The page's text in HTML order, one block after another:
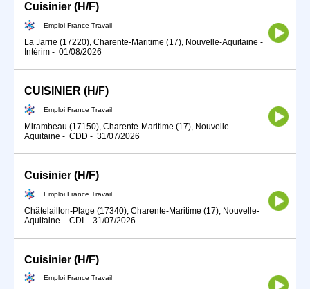
Cuisinier (H/F)
Emploi France Travail
La Jarrie (17220), Charente-Maritime (17), Nouvelle-Aquitaine -
Intérim - 01/08/2026
CUISINIER (H/F)
Emploi France Travail
Mirambeau (17150), Charente-Maritime (17), Nouvelle-
Aquitaine - CDD - 31/07/2026
Cuisinier (H/F)
Emploi France Travail
Châtelaillon-Plage (17340), Charente-Maritime (17), Nouvelle-
Aquitaine - CDI - 31/07/2026
Cuisinier (H/F)
Emploi France Travail